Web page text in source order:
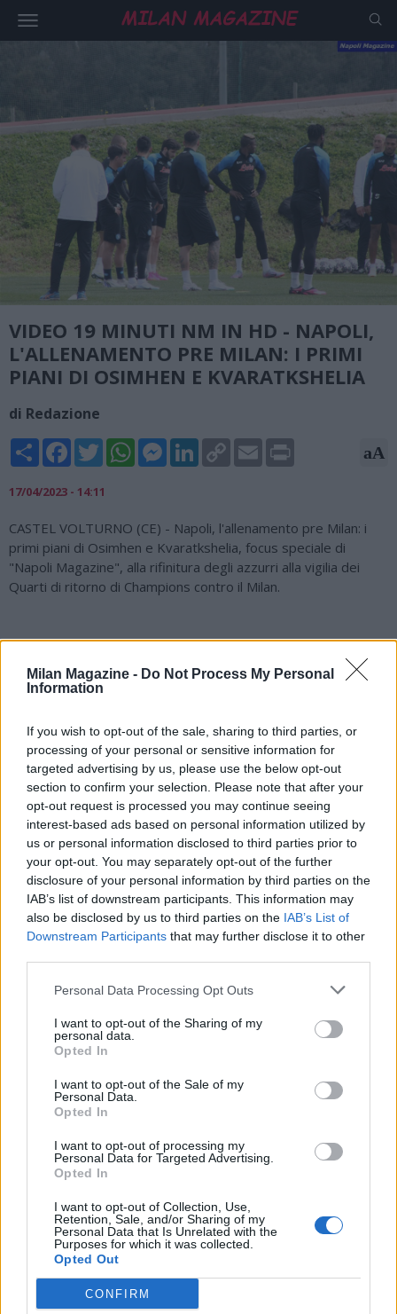
Milan Magazine - Do Not Process My Personal
Information
If you wish to opt-out of the sale, sharing to third parties, or
processing of your personal or sensitive information for
targeted advertising by us, please use the below opt-out
section to confirm your selection. Please note that after your
opt-out request is processed you may continue seeing
interest-based ads based on personal information utilized by
us or personal information disclosed to third parties prior to
your opt-out. You may separately opt-out of the further
disclosure of your personal information by third parties on the
IAB’s list of downstream participants. This information may
also be disclosed by us to third parties on the IAB’s List of
Downstream Participants that may further disclose it to other
Personal Data Processing Opt Outs
I want to opt-out of the Sharing of my
personal data.
Opted In
I want to opt-out of the Sale of my
Personal Data.
Opted In
I want to opt-out of processing my
Personal Data for Targeted Advertising.
Opted In
I want to opt-out of Collection, Use,
Retention, Sale, and/or Sharing of my
Personal Data that Is Unrelated with the
Purposes for which it was collected.
Opted Out
CONFIRM
VIDEO 19 MINUTI NM IN HD - NAPOLI,
L'ALLENAMENTO PRE MILAN: I PRIMI
PIANI DI OSIMHEN E KVARATKSHELIA
di Redazione
Share FacebookTwitterWhatsAppMessengerLinkedInCopy
Link
Email aA
17/04/2023 - 14:11
CASTEL VOLTURNO (CE) - Napoli, l'allenamento pre Milan: i
primi piani di Osimhen e Kvaratkshelia, focus speciale di
"Napoli Magazine", alla rifinitura degli azzurri alla vigilia dei
Quarti di ritorno di Champions contro il Milan.
VAI ALLA VERSIONE CLASSICA